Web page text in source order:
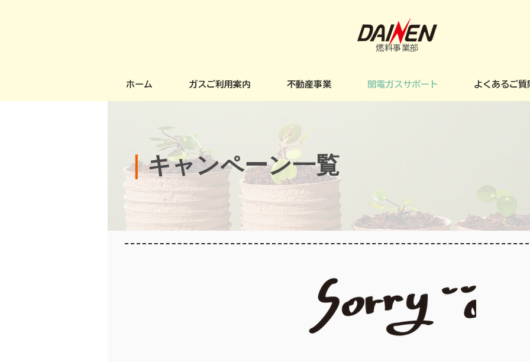
​燃料事業部
ホーム ガスご利用案内 不動産事業 関電ガスサポート よくあるご質
｜キャンペーン一覧